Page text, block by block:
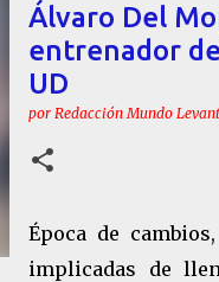
Álvaro Del
entrenador
UD
por Redacción Mundo
Época de
implicadas de